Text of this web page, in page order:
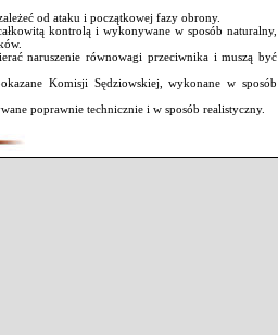
od ataku i początkowej fazy obrony.
kontrolą i wykonywane w sposób naturalny,
naruszenie równowagi przeciwnika i muszą być
Komisji Sędziowskiej, wykonane w sposób
poprawnie technicznie i w sposób realistyczny.